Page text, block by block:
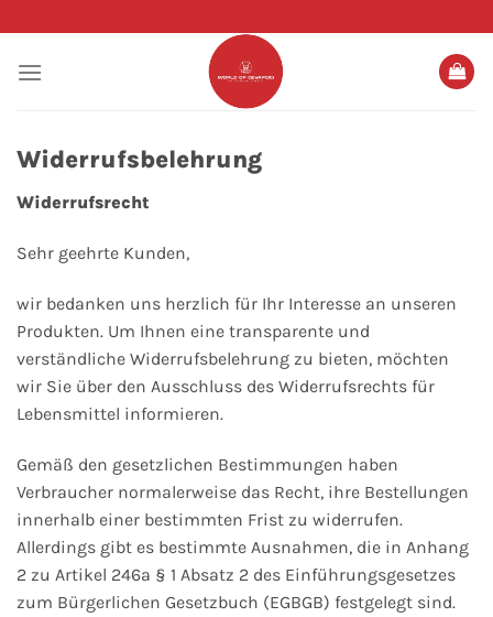
Inhalt
springen
Widerrufsbelehrung
Widerrufsrecht
Sehr geehrte Kunden,
wir bedanken uns herzlich für Ihr Interesse an unseren
Produkten. Um Ihnen eine transparente und
verständliche Widerrufsbelehrung zu bieten, möchten
wir Sie über den Ausschluss des Widerrufsrechts für
Lebensmittel informieren.
Gemäß den gesetzlichen Bestimmungen haben
Verbraucher normalerweise das Recht, ihre Bestellungen
innerhalb einer bestimmten Frist zu widerrufen.
Allerdings gibt es bestimmte Ausnahmen, die in Anhang
2 zu Artikel 246a § 1 Absatz 2 des Einführungsgesetzes
zum Bürgerlichen Gesetzbuch (EGBGB) festgelegt sind.